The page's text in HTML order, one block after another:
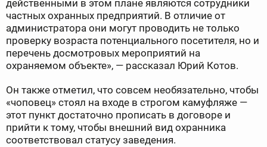
действенными в этом плане являются сотрудники
частных охранных предприятий. В отличие от
администратора они могут проводить не только
проверку возраста потенциального посетителя, но и
перечень досмотровых мероприятий на
охраняемом объекте», — рассказал Юрий Котов.
Он также отметил, что совсем необязательно, чтобы
«чоповец» стоял на входе в строгом камуфляже —
этот пункт достаточно прописать в договоре и
прийти к тому, чтобы внешний вид охранника
соответствовал статусу заведения.